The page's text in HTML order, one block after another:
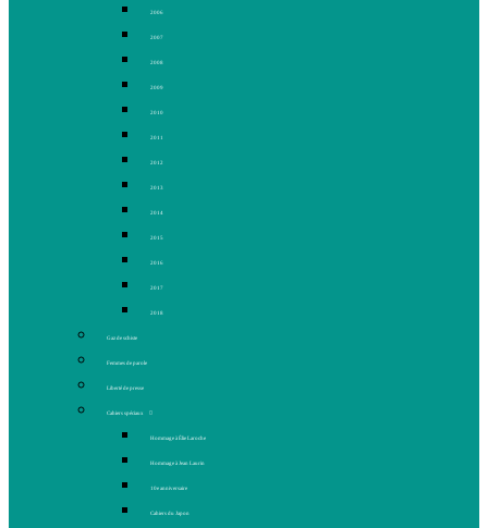
2006
2007
2008
2009
2010
2011
2012
2013
2014
2015
2016
2017
2018
Gaz de schiste
Femmes de parole
Liberté de presse
Cahiers spéciaux
Hommage à Élie Laroche
Hommage à Jean Laurin
10e anniversaire
Cahiers du Japon